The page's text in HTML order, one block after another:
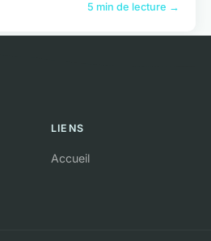
5 min de lecture →
LIENS
Accueil